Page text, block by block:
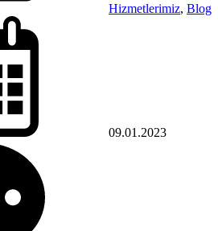
Hizmetlerimiz, Blog
09.01.2023